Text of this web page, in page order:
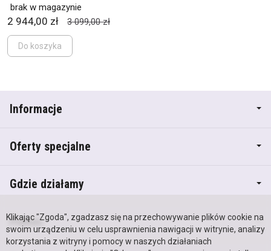
brak w magazynie
2 944,00 zł 3 099,00 zł
Do koszyka
Informacje
Oferty specjalne
Gdzie działamy
Pomoc
Klikając "Zgoda", zgadzasz się na przechowywanie plików cookie na
swoim urządzeniu w celu usprawnienia nawigacji w witrynie, analizy
korzystania z witryny i pomocy w naszych działaniach